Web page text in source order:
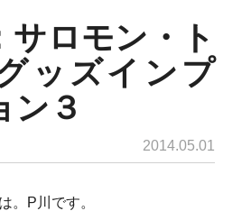
サロモン・ト
ッズインプ
ン３
2014.05.01
。P川です。